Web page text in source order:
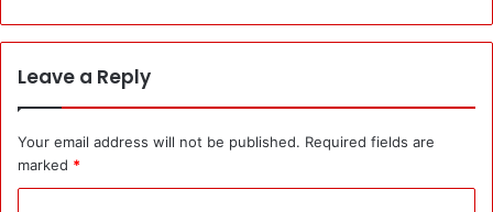
Leave a Reply
Your email address will not be published. Required fields are
marked *